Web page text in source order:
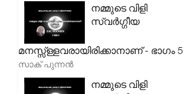
നമ്മുടെ വിളി
സ്വർഗ്ഗീയ
മനസ്സ്ള്ളവരായിരിക്കാനാണ് - ഭാഗം 5
സാക് പുന്നൻ
നമ്മുടെ വിളി